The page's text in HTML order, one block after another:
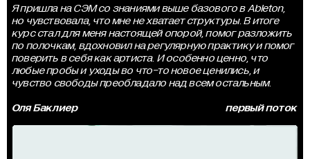
Я пришла на СЭМ со знаниями выше базового в Ableton,
но чувствовала, что мне не хватает структуры. В итоге
курс стал для меня настоящей опорой, помог разложить
по полочкам, вдохновил на регулярную практику и помог
поверить в себя как артиста. И особенно ценно, что
любые пробы и уходы во что-то новое ценились, и
чувство свободы преобладало над всем остальным.
Оля Баклиер
первый поток